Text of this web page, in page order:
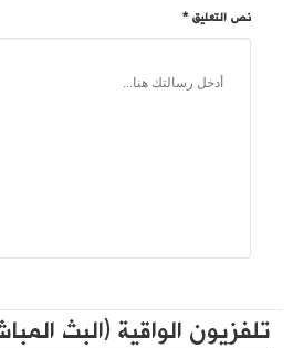
نص التعليق *
تلفزيون الواقية (البث
المكتبة الثقافية